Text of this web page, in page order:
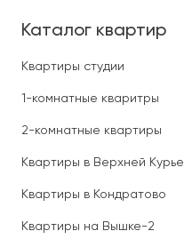
Каталог квартир
Квартиры студии
1-комнатные кваритры
2-комнатные квартиры
Квартиры в Верхней Курье
Квартиры в Кондратово
Квартиры на Вышке-2